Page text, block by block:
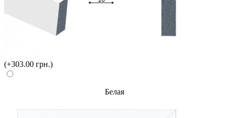
(+303.00 грн.)
Белая